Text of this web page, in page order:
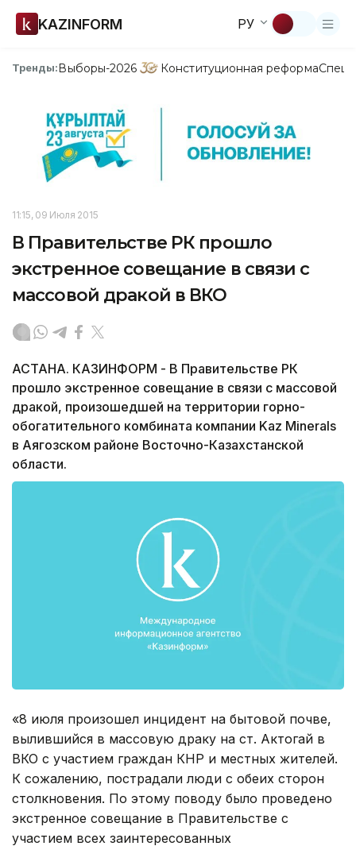
KAZINFORM РУ
Тренды:Выборы-2026 Конституционная реформа
11:15, 09 Июля 2015
В Правительстве РК прошло
экстренное совещание в связи с
массовой дракой в ВКО
АСТАНА. КАЗИНФОРМ - В Правительстве РК
прошло экстренное совещание в связи с массовой
дракой, произошедшей на территории горно-
обогатительного комбината компании Kaz Minerals
в Аягозском районе Восточно-Казахстанской
области.
«8 июля произошел инцидент на бытовой почве,
вылившийся в массовую драку на ст. Актогай в
ВКО с участием граждан КНР и местных жителей.
К сожалению, пострадали люди с обеих сторон
столкновения. По этому поводу было проведено
экстренное совещание в Правительстве с
участием всех заинтересованных